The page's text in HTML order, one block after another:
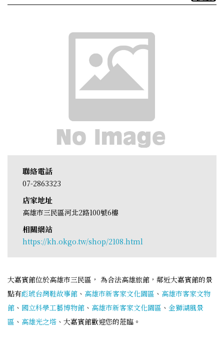
聯絡電話
07-2863323
店家地址
高雄市三民區河北2路100號6樓
相關網站
https://kh.okgo.tw/shop/2108.html
大嘉賓館位於高雄市三民區， 為合法高雄旅館，鄰近大嘉賓館的景
點有彪琥台灣鞋故事館 、 高雄市新客家文化園區 、 高雄市客家文物
館 、 國立科學工藝博物館 、 高雄市新客家文化園區 、 金獅湖風景
區 、 高雄光之塔 、大嘉賓館歡迎您的蒞臨。